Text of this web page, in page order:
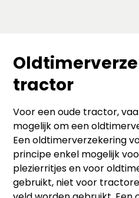
tractor
Voor een oude tractor,
mogelijk om een
Een oldtimerverzekering
principe enkel mogelijk
plezierritjes en voor
gebruikt, niet voor